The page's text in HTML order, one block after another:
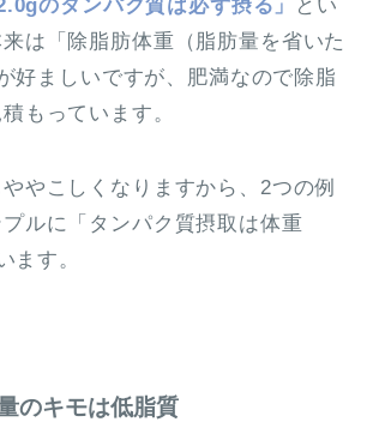
のタンパク質は必ず摂る」
とい
は「除脂肪体重（脂肪量を省いた
好ましいですが、肥満なので除脂
もっています。
やこしくなりますから、2つの例
ルに「タンパク質摂取は体重
ます。
のキモは低脂質